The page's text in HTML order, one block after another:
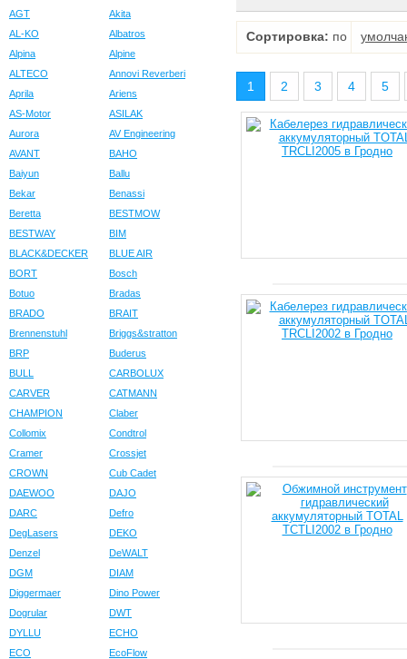
AGT
Akita
AL-KO
Albatros
Alpina
Alpine
ALTECO
Annovi Reverberi
Aprila
Ariens
AS-Motor
ASILAK
Aurora
AV Engineering
AVANT
BAHO
Baiyun
Ballu
Bekar
Benassi
Beretta
BESTMOW
BESTWAY
BIM
BLACK&DECKER
BLUE AIR
BORT
Bosch
Botuo
Bradas
BRADO
BRAIT
Brennenstuhl
Briggs&stratton
BRP
Buderus
BULL
CARBOLUX
CARVER
CATMANN
CHAMPION
Claber
Collomix
Condtrol
Cramer
Crossjet
CROWN
Cub Cadet
DAEWOO
DAJO
DARC
Defro
DegLasers
DEKO
Denzel
DeWALT
DGM
DIAM
Diggermaer
Dino Power
Dogrular
DWT
DYLLU
ECHO
ECO
EcoFlow
Сортировка: по
1 2 3 4 5